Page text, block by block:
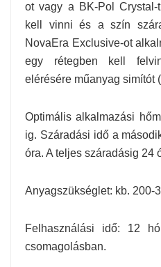
ot vagy a BK-Pol Crystal-
kell vinni és a szín
NovaEra Exclusive-ot
egy rétegben kell
elérésére műanyag simítót
Optimális alkalmazási
ig. Száradási idő a
óra. A teljes száradásig 24
Anyagszükséglet: kb. 200-
Felhasználási idő: 12
csomagolásban.